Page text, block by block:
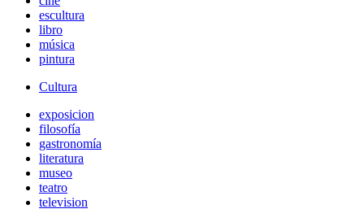
escultura
libro
música
pintura
Cultura
exposicion
filosofía
gastronomía
literatura
museo
teatro
television